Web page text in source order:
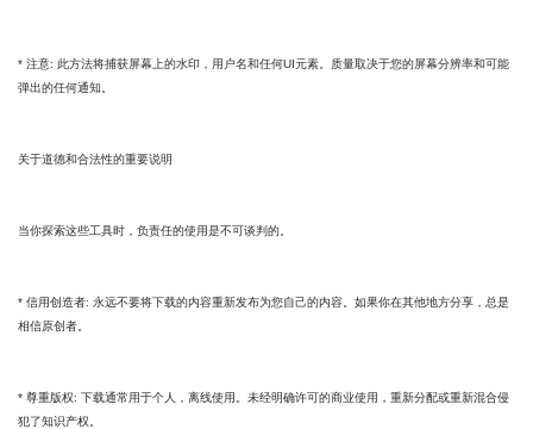
* 注意: 此方法将捕获屏幕上的水印，用户名和任何UI元素。质量取决于您的屏幕分辨率和可能
弹出的任何通知。
关于道德和合法性的重要说明
当你探索这些工具时，负责任的使用是不可谈判的。
* 信用创造者: 永远不要将下载的内容重新发布为您自己的内容。如果你在其他地方分享，总是
相信原创者。
* 尊重版权: 下载通常用于个人，离线使用。未经明确许可的商业使用，重新分配或重新混合侵
犯了知识产权。